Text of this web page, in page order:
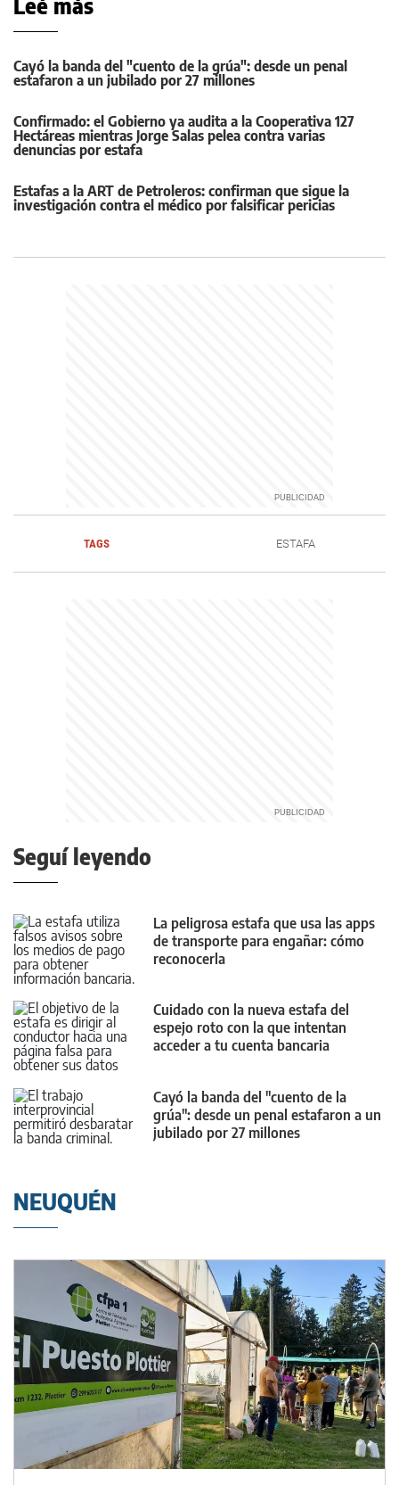
Leé más
Cayó la banda del "cuento de la grúa": desde un penal
estafaron a un jubilado por 27 millones
Confirmado: el Gobierno ya audita a la Cooperativa 127
Hectáreas mientras Jorge Salas pelea contra varias
denuncias por estafa
Estafas a la ART de Petroleros: confirman que sigue la
investigación contra el médico por falsificar pericias
TAGS ESTAFA
Seguí leyendo
La peligrosa estafa que usa las apps
de transporte para engañar: cómo
reconocerla
Cuidado con la nueva estafa del
espejo roto con la que intentan
acceder a tu cuenta bancaria
Cayó la banda del "cuento de la
grúa": desde un penal estafaron a un
jubilado por 27 millones
NEUQUÉN